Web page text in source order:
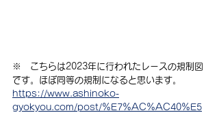
※　こちらは2023年に行われたレースの規制図
です。ほぼ同等の規制になると思います。
https://www.ashinoko-
gyokyou.com/post/%E7%AC%AC40%E5